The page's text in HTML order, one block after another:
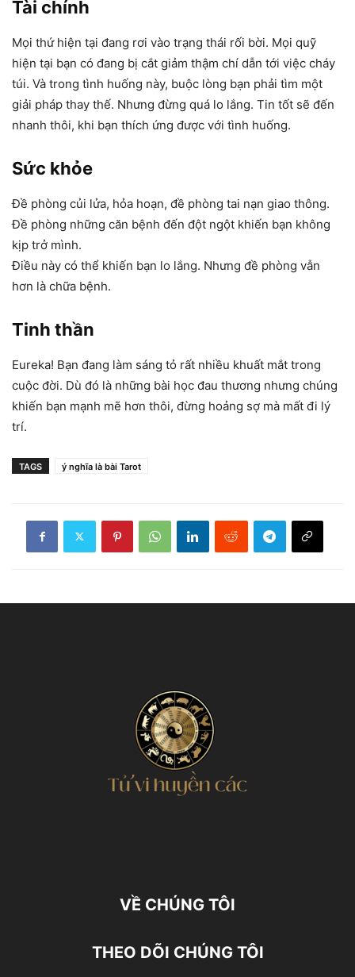
Tài chính
Mọi thứ hiện tại đang rơi vào trạng thái rối bời. Mọi quỹ
hiện tại bạn có đang bị cắt giảm thậm chí dẫn tới việc cháy
túi. Và trong tình huống này, buộc lòng bạn phải tìm một
giải pháp thay thế. Nhưng đừng quá lo lắng. Tin tốt sẽ đến
nhanh thôi, khi bạn thích ứng được với tình huống.
Sức khỏe
Đề phòng củi lửa, hỏa hoạn, đề phòng tai nạn giao thông.
Đề phòng những căn bệnh đến đột ngột khiến bạn không
kịp trở mình.
Điều này có thể khiến bạn lo lắng. Nhưng đề phòng vẫn
hơn là chữa bệnh.
Tinh thần
Eureka! Bạn đang làm sáng tỏ rất nhiều khuất mắt trong
cuộc đời. Dù đó là những bài học đau thương nhưng chúng
khiến bạn mạnh mẽ hơn thôi, đừng hoảng sợ mà mất đi lý
trí.
TAGS ý nghĩa là bài Tarot
VỀ CHÚNG TÔI
THEO DÕI CHÚNG TÔI